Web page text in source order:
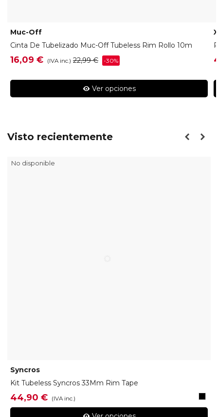
Muc-Off
Cinta De Tubelizado Muc-Off Tubeless Rim Rollo 10m
16,09 € (IVA inc.) 22,99 € -30%
Ver opciones
Visto recientemente
No disponible
Syncros
Kit Tubeless Syncros 33Mm Rim Tape
44,90 € (IVA inc.)